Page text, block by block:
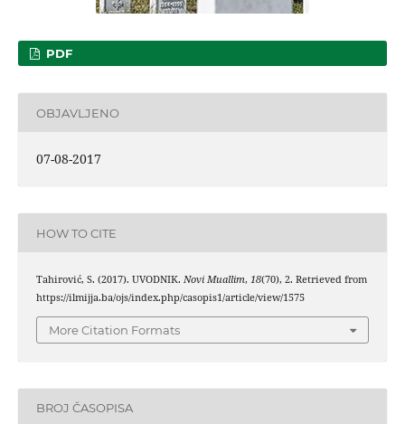
PDF
OBJAVLJENO
07-08-2017
HOW TO CITE
Tahirović, S. (2017). UVODNIK. Novi Muallim, 18(70), 2. Retrieved from
https://ilmijja.ba/ojs/index.php/casopis1/article/view/1575
More Citation Formats
BROJ ČASOPISA